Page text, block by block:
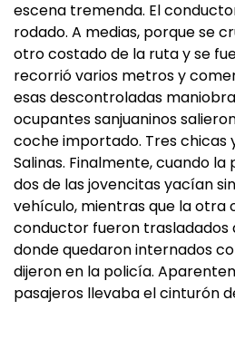
escena tremenda. El
rodado. A medias, porque se
otro costado de la ruta y se
recorrió varios metros y
esas descontroladas
ocupantes sanjuaninos
coche importado. Tres chicas
Salinas. Finalmente, cuando la
dos de las jovencitas yacían
vehículo, mientras que la otra
conductor fueron trasladados
donde quedaron internados
dijeron en la policía.
pasajeros llevaba el cinturón